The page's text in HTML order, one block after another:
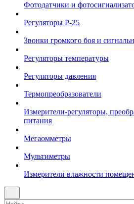
Фотодатчики и
Регуляторы Р-25
Звонки громкого боя и
Регуляторы температуры
Регуляторы давления
Термопреобразователи
Измерители-регуляторы,
питания
Мегаомметры
Мультиметры
Измерители влажности